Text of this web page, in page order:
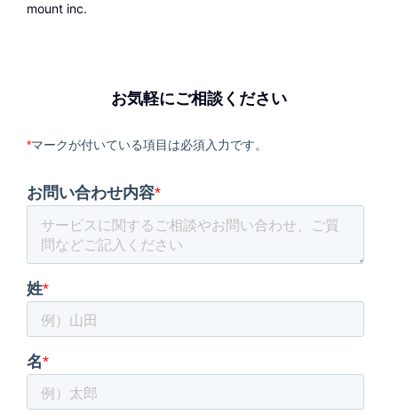
mount inc.
お気軽にご相談ください